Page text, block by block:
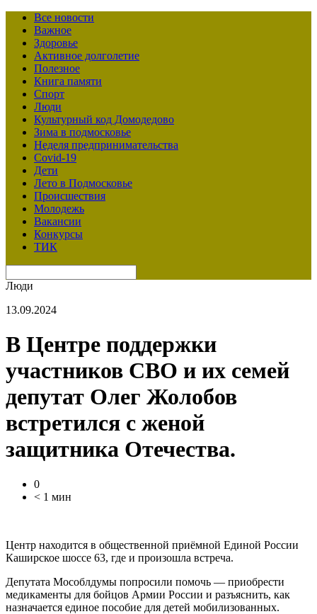
Все новости
Важное
Здоровье
Активное долголетие
Полезное
Книга памяти
Спорт
Люди
Культурный код Домодедово
Зима в подмосковье
Неделя предпринимательства
Covid-19
Дети
Лето в Подмосковье
Происшествия
Молодежь
Вакансии
Конкурсы
ТИК
Люди
13.09.2024
В Центре поддержки
участников СВО и их семей
депутат Олег Жолобов
встретился с женой
защитника Отечества.
0
< 1 мин
Центр находится в общественной приёмной Единой России
Каширское шоссе 63, где и произошла встреча.
Депутата Мособлдумы попросили помочь — приобрести
медикаменты для бойцов Армии России и разъяснить, как
назначается единое пособие для детей мобилизованных.